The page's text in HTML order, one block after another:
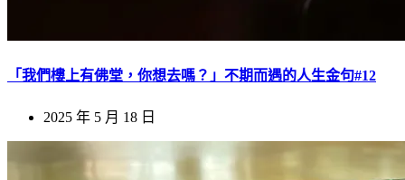
「我們樓上有佛堂，你想去嗎？」不期而遇的人生金句#12
2025 年 5 月 18 日